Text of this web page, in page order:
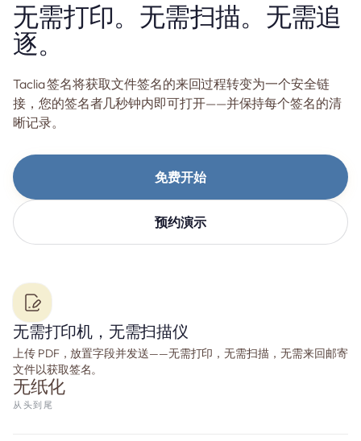
无需打印。无需扫描。无需追
逐。
Taclia 签名将获取文件签名的来回过程转变为一个安全链
接，您的签名者几秒钟内即可打开——并保持每个签名的清
晰记录。
免费开始
预约演示
无需打印机，无需扫描仪
上传 PDF，放置字段并发送——无需打印，无需扫描，无需来回邮寄
文件以获取签名。
无纸化
从头到尾